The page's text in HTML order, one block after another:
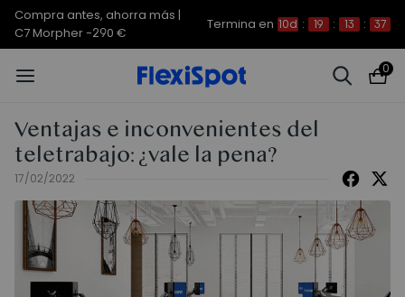
Compra antes, ahorra más |
C7 Morpher -290 €
Termina en 10d : 19 : 13 : 37
0
Ventajas e inconvenientes del
teletrabajo: ¿vale la pena?
17/02/2022